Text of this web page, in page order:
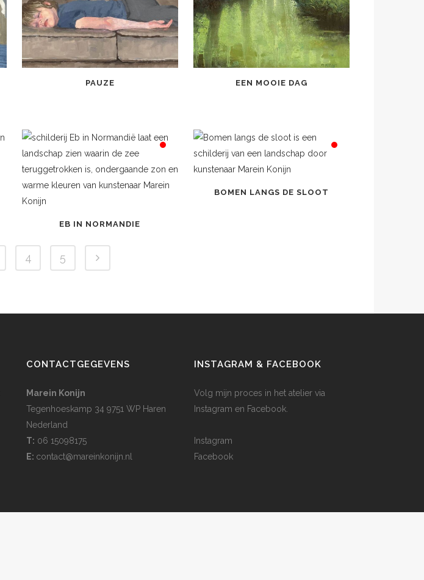
PAUZE EEN MOOIE DAG
EB IN NORMANDIE
BOMEN LANGS DE SLOOT
4 5
CONTACTGEGEVENS
Marein Konijn
Tegenhoeskamp 34 9751 WP Haren
Nederland
T: 06 15098175
E: contact@mareinkonijn.nl
INSTAGRAM & FACEBOOK
Volg mijn proces in het atelier via
Instagram en Facebook.
Instagram
Facebook